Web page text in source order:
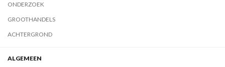
ONDERZOEK
GROOTHANDELS
ACHTERGROND
ALGEMEEN